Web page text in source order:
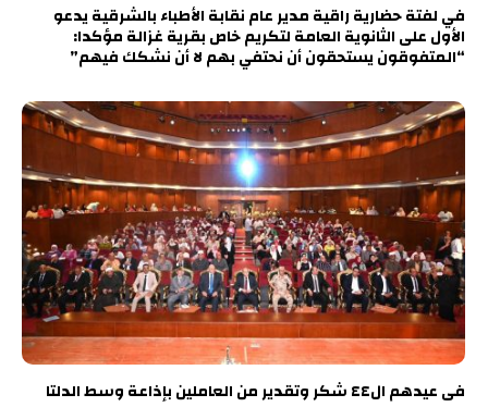
في لفتة حضارية راقية مدير عام نقابة الأطباء بالشرقية يدعو
الأول على الثانوية العامة لتكريم خاص بقرية غزالة مؤكدا:
“المتفوقون يستحقون أن نحتفي بهم لا أن نشكك فيهم”
فى عيدهم ال٤٤ شكر وتقدير من العاملين بإذاعة وسط الدلتا